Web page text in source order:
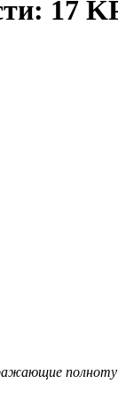
17
полноту